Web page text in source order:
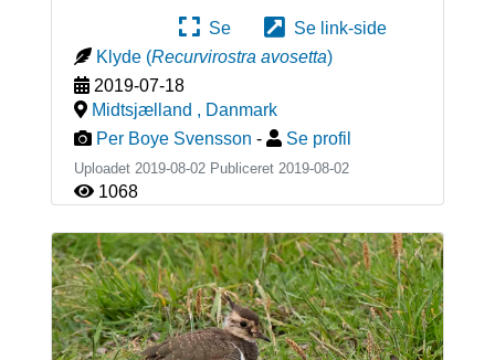
Se
Se link-side
Klyde (Recurvirostra avosetta)
2019-07-18
Midtsjælland , Danmark
Per Boye Svensson - Se profil
Uploadet 2019-08-02 Publiceret 2019-08-02
1068